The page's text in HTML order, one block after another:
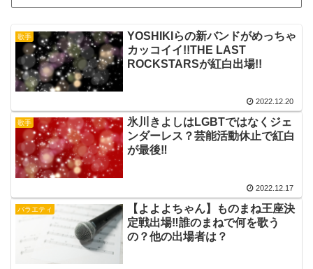
歌手
YOSHIKIらの新バンドがめっちゃ
カッコイイ!!THE LAST
ROCKSTARSが紅白出場!!
2022.12.20
歌手
氷川きよしはLGBTではなくジェ
ンダーレス？芸能活動休止で紅白
が最後‼︎
2022.12.17
バラエティ
【よよよちゃん】ものまね王座決
定戦出場‼︎誰のまねで何を歌う
の？他の出場者は？